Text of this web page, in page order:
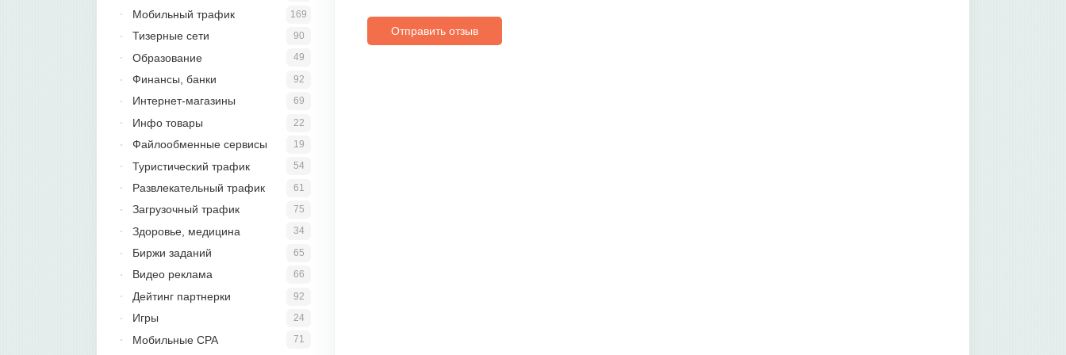
Отправить отзыв
169
Мобильный трафик
90
Тизерные сети
49
Образование
92
Финансы, банки
69
Интернет-магазины
22
Инфо товары
19
Файлообменные сервисы
54
Туристический трафик
61
Развлекательный трафик
75
Загрузочный трафик
34
Здоровье, медицина
65
Биржи заданий
66
Видео реклама
92
Дейтинг партнерки
24
Игры
71
Мобильные CPA